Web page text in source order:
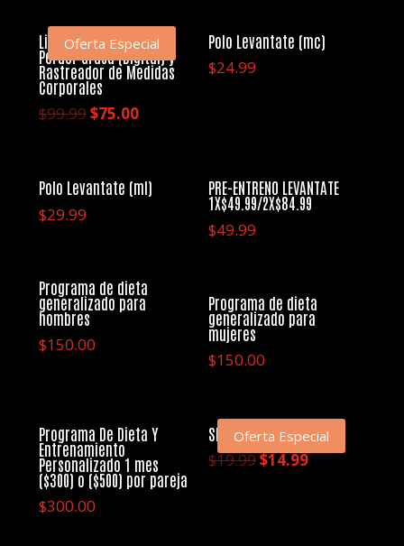
Oferta Especial
Libro De Cocina Para
Perder Grasa (Digital) y
Rastreador de Medidas
Corporales
$99.99El
era:
$75.00El
es:
Polo Levantate (mc)
$24.99
Polo Levantate (ml)
$29.99
PRE-ENTRENO LEVANTATE
1X$49.99/2X$84.99
$49.99
Programa de dieta
generalizado para
hombres
$150.00
Programa de dieta
generalizado para
mujeres
$150.00
Programa De Dieta Y
Entrenamiento
Personalizado 1 mes
($300) o ($500) por pareja
$300.00
Oferta Especial
SHAKER BOTTLE
$19.99El
$14.99El